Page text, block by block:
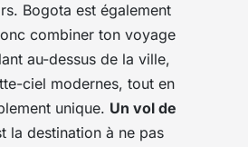
Bogota est également
combiner ton voyage
au-dessus de la ville,
ciel modernes, tout en
unique. Un vol de
la destination à ne pas